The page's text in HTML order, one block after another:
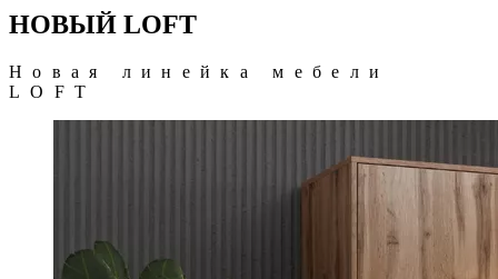
НОВЫЙ LOFT
Новая линейка мебели
LOFT